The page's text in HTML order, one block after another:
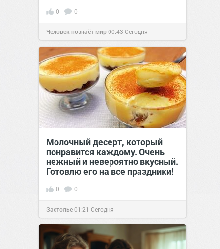
0 0
Человек познаёт мир00:43 Сегодня
Молочный десерт, который
понравится каждому. Очень
нежный и невероятно вкусный.
Готовлю его на все праздники!
0 0
Застолье01:21 Сегодня